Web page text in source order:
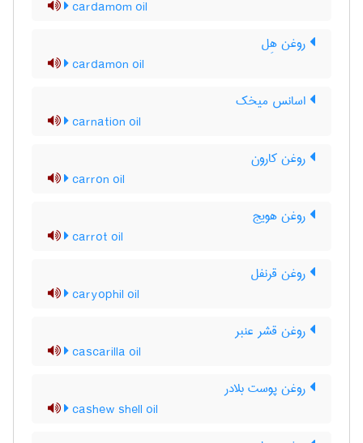
cardamom oil
روغن هِل
cardamon oil
اسانس میخک
carnation oil
روغن کارون
carron oil
روغن هویج
carrot oil
روغن قرنفل
caryophil oil
روغن قشر عنبر
cascarilla oil
روغن پوست بلادر
cashew shell oil